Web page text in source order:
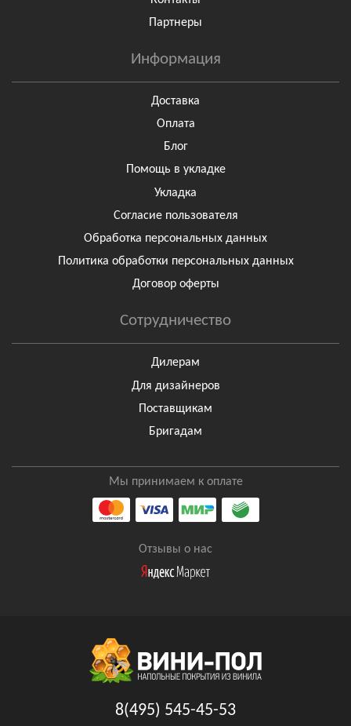
Партнеры
Информация
Доставка
Оплата
Блог
Помощь в укладке
Укладка
Согласие пользователя
Обработка персональных данных
Политика обработки персональных данных
Договор оферты
Сотрудничество
Дилерам
Для дизайнеров
Поставщикам
Бригадам
Мы принимаем к оплате
Отзывы о нас
8(495) 545-45-53